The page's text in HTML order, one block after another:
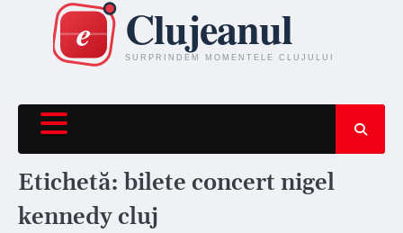
content
Etichetă:bilete concert nigel
kennedy cluj